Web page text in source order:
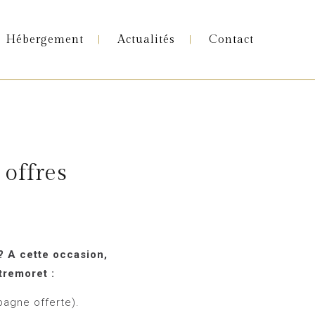
Hébergement Actualités Contact
A cette occasion,
:
offerte).